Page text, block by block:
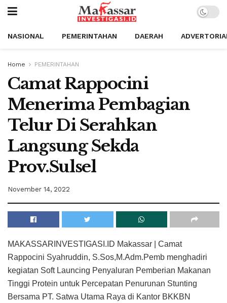
NASIONAL PEMERINTAHAN DAERAH
Home PEMERINTAHAN
Camat Rappocini
Menerima Pembagian
Telur Di Serahkan
Langsung Sekda
Prov.Sulsel
November 14, 2022
MAKASSARINVESTIGASI.ID Makassar | Camat
Rappocini Syahruddin, S.Sos,M.Adm.Pemb menghadiri
kegiatan Soft Launcing Penyaluran Pemberian Makanan
Tinggi Protein untuk Percepatan Penurunan Stunting
Bersama PT. Satwa Utama Raya di Kantor BKKBN